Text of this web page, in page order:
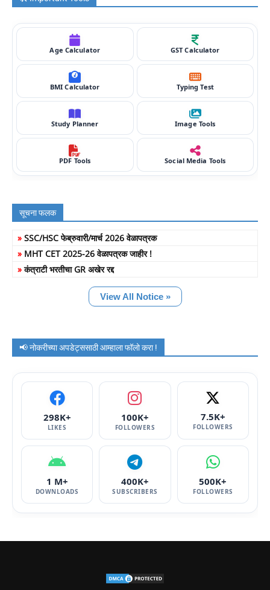
Age Calculator GST Calculator
BMI Calculator Typing Test
Study Planner Image Tools
PDF Tools Social Media Tools
सूचना फलक
» SSC/HSC फेब्रुवारी/मार्च 2026 वेळापत्रक
» MHT CET 2025-26 वेळापत्रक जाहीर !
»कंत्राटी भरतीचा GR अखेर रद्द
View All Notice »
📢 नोकरीच्या अपडेट्ससाठी आम्हाला फॉलो करा !
298K+
LIKES
100K+
FOLLOWERS
7.5K+
FOLLOWERS
1 M+
DOWNLOADS
400K+
SUBSCRIBERS
500K+
FOLLOWERS